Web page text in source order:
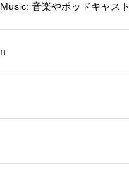
音楽やポッドキャスト